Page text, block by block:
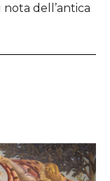
dell’antica